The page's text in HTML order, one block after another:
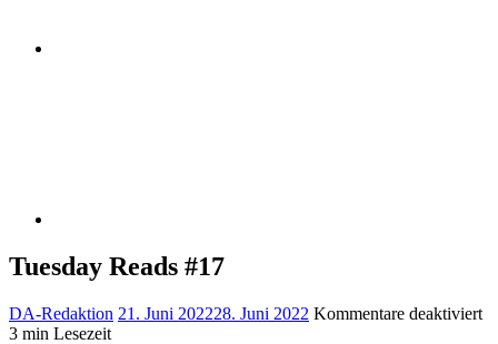
Tuesday Reads #17
DA-Redaktion 21. Juni 202228. Juni 2022 Kommentare deaktiviert
3 min Lesezeit